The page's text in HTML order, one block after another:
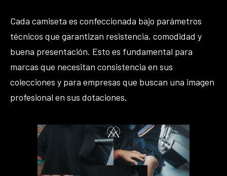
Cada camiseta es confeccionada bajo parámetros
técnicos que garantizan resistencia, comodidad y
buena presentación. Esto es fundamental para
marcas que necesitan consistencia en sus
colecciones y para empresas que buscan una imagen
profesional en sus dotaciones.